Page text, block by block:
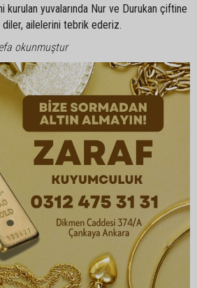
kurulan yuvalarında Nur ve Durukan çiftine
ailelerini tebrik ederiz.
okunmuştur